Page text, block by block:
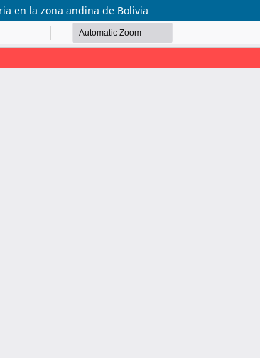
en la zona andina de Bolivia